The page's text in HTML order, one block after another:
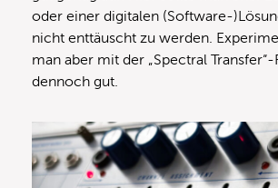
oder einer digitalen (Software-
nicht enttäuscht zu werden.
man aber mit der „Spectral
dennoch gut.